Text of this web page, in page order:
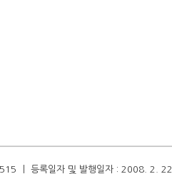
ㅣ 등록일자 및 발행일자 : 2008. 2. 22